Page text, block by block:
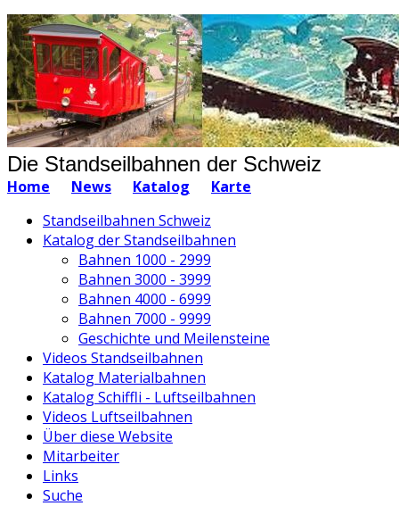
Die Standseilbahnen der Schweiz
Home News Katalog
Karte
Standseilbahnen Schweiz
Katalog der Standseilbahnen
Bahnen 1000 - 2999
Bahnen 3000 - 3999
Bahnen 4000 - 6999
Bahnen 7000 - 9999
Geschichte und Meilensteine
Videos Standseilbahnen
Katalog Materialbahnen
Katalog Schiffli - Luftseilbahnen
Videos Luftseilbahnen
Über diese Website
Mitarbeiter
Links
Suche